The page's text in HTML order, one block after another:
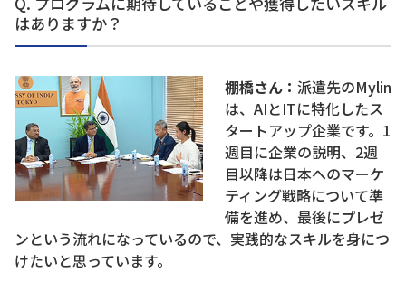
はありますか？
棚橋さん： 派遣先のMylin
は、AIとITに特化したス
タートアップ企業です。1
週目に企業の説明、2週
目以降は日本へのマーケ
ティング戦略について準
備を進め、最後にプレゼ
ンという流れになっているので、実践的なスキルを身につ
けたいと思っています。